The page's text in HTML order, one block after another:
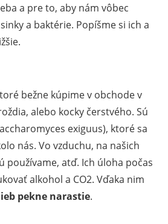
a pre to, aby nám vôbec
a baktérie. Popíšme si ich a
bežne kúpime v obchode v
alebo kocky čerstvého. Sú
exiguus), ktoré sa
nás. Vo vzduchu, na našich
používame, atď. Ich úloha počas
alkohol a CO2. Vďaka nim
pekne narastie.